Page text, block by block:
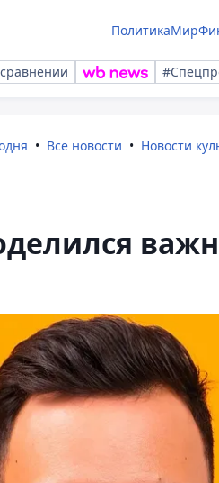
ПолитикаМир
Все новости Новости